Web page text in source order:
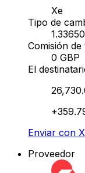
Xe
Tipo de
Comisión
0 GBP
El
Enviar con
Proveedor